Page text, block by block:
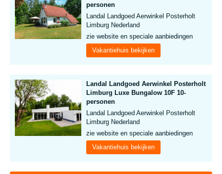
personen
Landal Landgoed Aerwinkel Posterholt
Limburg Nederland
zie website en speciale aanbiedingen
Vakantiehuis bekijken
Landal Landgoed Aerwinkel Posterholt
Limburg Luxe Bungalow 10F 10-
personen
Landal Landgoed Aerwinkel Posterholt
Limburg Nederland
zie website en speciale aanbiedingen
Vakantiehuis bekijken